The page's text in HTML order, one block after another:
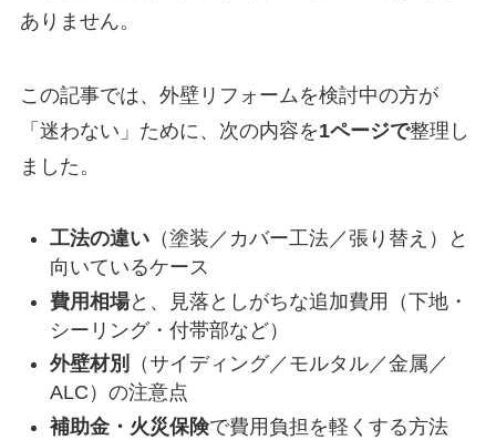
ありません。
この記事では、外壁リフォームを検討中の方が
「迷わない」ために、次の内容を1ページで整理し
ました。
工法の違い（塗装／カバー工法／張り替え）と
向いているケース
費用相場と、見落としがちな追加費用（下地・
シーリング・付帯部など）
外壁材別
（サイディング／モルタル／金属／
ALC）の注意点
補助金・火災保険で費用負担を軽くする方法